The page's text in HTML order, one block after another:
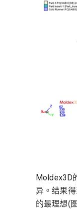
Moldex3D
异。结果
的最理想(